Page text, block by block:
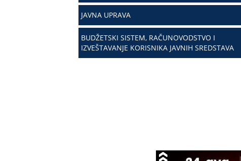
JAVNA UPRAVA
BUDŽETSKI SISTEM, RAČUNOVODSTVO I
IZVEŠTAVANJE KORISNIKA JAVNIH SREDSTAVA